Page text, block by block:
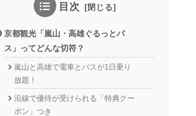
目次
京都観光「嵐山・高雄ぐるっとパ
ス」ってどんな切符？
嵐山と高雄で電車とバスが1日乗り
放題！
沿線で優待が受けられる「特典クー
ポン」つき